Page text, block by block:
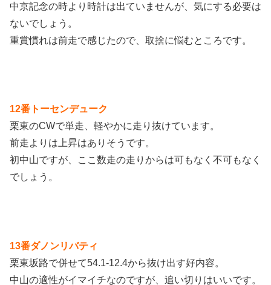
中京記念の時より時計は出ていませんが、気にする必要は
ないでしょう。
重賞慣れは前走で感じたので、取捨に悩むところです。
12番トーセンデューク
栗東のCWで単走、軽やかに走り抜けています。
前走よりは上昇はありそうです。
初中山ですが、ここ数走の走りからは可もなく不可もなく
でしょう。
13番ダノンリバティ
栗東坂路で併せて54.1-12.4から抜け出す好内容。
中山の適性がイマイチなのですが、追い切りはいいです。